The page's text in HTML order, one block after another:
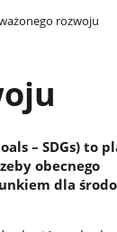
rozwoju
– SDGs) to
obecnego
dla